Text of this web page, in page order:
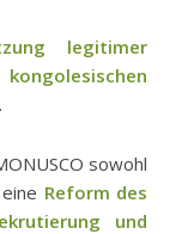
legitimer
sowohl
Reform des
und